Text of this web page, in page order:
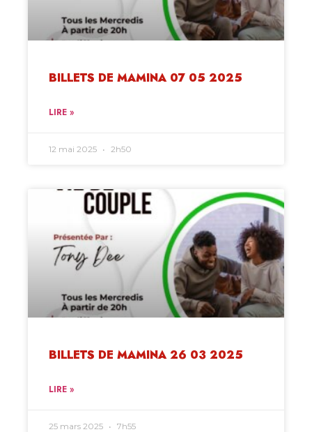
BILLETS DE MAMINA 07 05 2025
LIRE »
12 mai 2025 2h50
BILLETS DE MAMINA 26 03 2025
LIRE »
25 mars 2025 7h55